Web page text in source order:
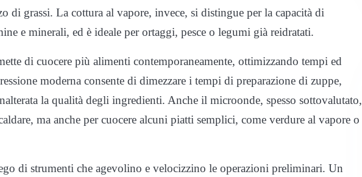
di grassi. La cottura al vapore, invece, si distingue per la capacità di
e minerali, ed è ideale per ortaggi, pesce o legumi già reidratati.
di cuocere più alimenti contemporaneamente, ottimizzando tempi ed
moderna consente di dimezzare i tempi di preparazione di zuppe,
la qualità degli ingredienti. Anche il microonde, spesso sottovalutato,
ma anche per cuocere alcuni piatti semplici, come verdure al vapore o
di strumenti che agevolino e velocizzino le operazioni preliminari. Un